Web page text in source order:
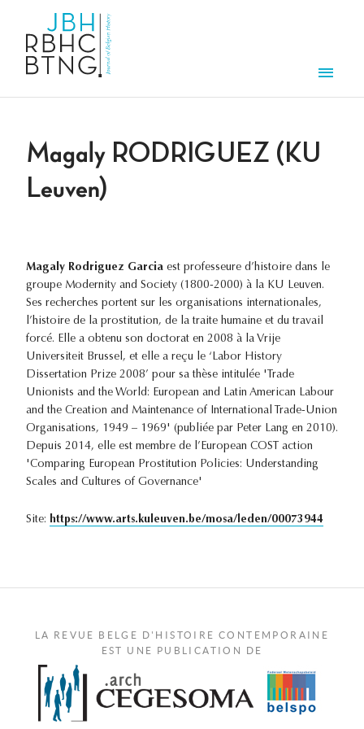
Magaly RODRIGUEZ (KU
Leuven)
Magaly Rodriguez Garcia est professeure d’histoire dans le
groupe Modernity and Society (1800-2000) à la KU Leuven.
Ses recherches portent sur les organisations internationales,
l’histoire de la prostitution, de la traite humaine et du travail
forcé. Elle a obtenu son doctorat en 2008 à la Vrije
Universiteit Brussel, et elle a reçu le ‘Labor History
Dissertation Prize 2008’ pour sa thèse intitulée 'Trade
Unionists and the World: European and Latin American Labour
and the Creation and Maintenance of International Trade-Union
Organisations, 1949 – 1969' (publiée par Peter Lang en 2010).
Depuis 2014, elle est membre de l’European COST action
'Comparing European Prostitution Policies: Understanding
Scales and Cultures of Governance'
Site: https://www.arts.kuleuven.be/mosa/leden/00073944
LA REVUE BELGE D'HISTOIRE CONTEMPORAINE
EST UNE PUBLICATION DE